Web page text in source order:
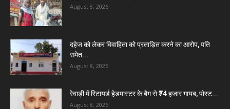
August 8, 2026
दहेज को लेकर विवाहिता को प्रताड़ित करने का आरोप, पति
समेत...
August 8, 2026
रेवाड़ी में रिटायर्ड हेडमास्टर के बैग से ₹74 हजार गायब, पोस्ट...
August 8, 2026